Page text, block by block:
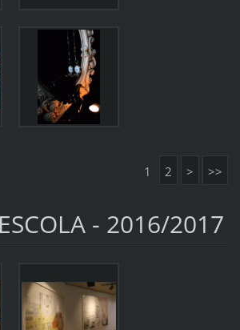
1 2 > >>
- 2016/2017